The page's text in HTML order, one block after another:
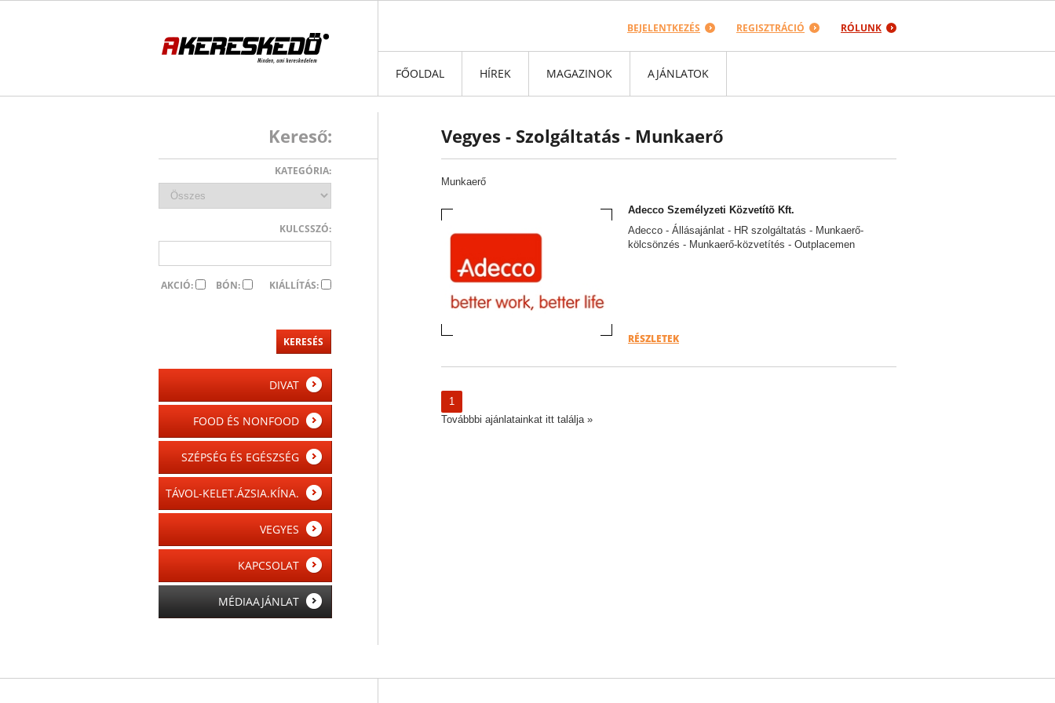
RÓLUNK
REGISZTRÁCIÓ
BEJELENTKEZÉS
FŐOLDAL HÍREK MAGAZINOK AJÁNLATOK
Vegyes - Szolgáltatás - Munkaerő
Munkaerő
Adecco Személyzeti Közvetítõ Kft.
Adecco - Állásajánlat - HR szolgáltatás - Munkaerő-
kölcsönzés - Munkaerő-közvetítés - Outplacemen
RÉSZLETEK
1
Továbbbi ajánlatainkat itt találja »
Kereső:
KATEGÓRIA:
KULCSSZÓ:
AKCIÓ: BÓN: KIÁLLÍTÁS:
DIVAT
FOOD ÉS NONFOOD
SZÉPSÉG ÉS EGÉSZSÉG
TÁVOL-KELET.ÁZSIA.KÍNA.
VEGYES
KAPCSOLAT
MÉDIAAJÁNLAT